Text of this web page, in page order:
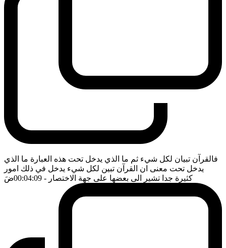
فالقرآن تبيان لكل شيء ثم ما الذي يدخل تحت هذه العبارة ما الذي
يدخل تحت معنى ان القرآن تبين لكل شيء يدخل في ذلك امور
كثيرة جدا تشير الى بعضها على جهة الاختصار - 00:04:09 ضَ